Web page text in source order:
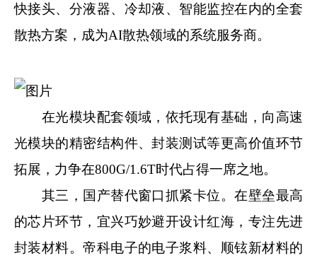
快接头、分液器、冷却液、智能监控在内的全套
散热方案，成为AI散热领域的系统服务商。
在光模块配套领域，依托现有基础，向高速
光模块的精密结构件、封装测试等更高价值环节
拓展，力争在800G/1.6T时代占得一席之地。
其三，国产替代窗口抓紧卡位。在壁垒最高
的芯片环节，宜兴巧妙避开设计红海，专注先进
封装材料。帝科电子的电子浆料、顺铉新材料的